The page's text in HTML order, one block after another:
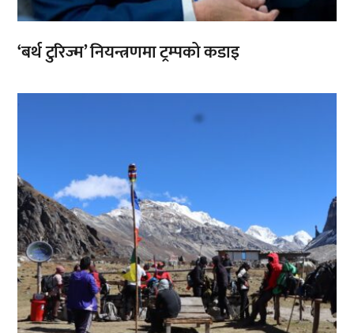
‘बर्थ टुरिज्म’ नियन्त्रणमा ट्रम्पको कडाइ